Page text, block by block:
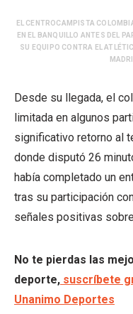
EL CENTROCAMPISTA
EN EL BANQUILLO ANTES DEL
SU EQUIPO CONTRA EL
Desde su llegada, el
limitada en algunos
significativo retorno al
donde disputó 26
había completado un
tras su participación
señales positivas
No te pierdas las
deporte, suscríbete
Unanimo Deportes